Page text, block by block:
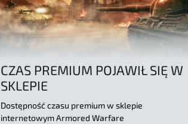
CZAS PREMIUM POJAWIŁ SIĘ W
SKLEPIE
Dostępność czasu premium w sklepie
internetowym Armored Warfare